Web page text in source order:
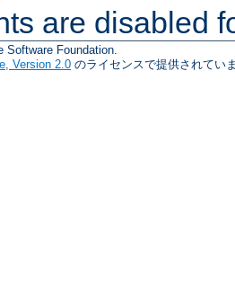
are disabled
Software Foundation.
Version 2.0 のライセンスで提供されてい